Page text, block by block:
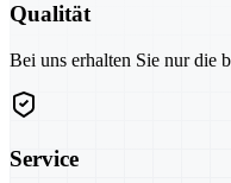
Qualität
Bei uns erhalten Sie nur die
Service